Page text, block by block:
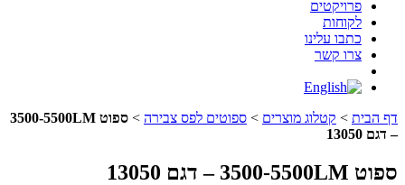
פרויקטים
לקוחות
כתבו עלינו
צרו קשר
עמי
בפייסבוקתפריט
דף הבית > קטלוג מוצרים > ספוטים לפס צבירה >
ספוט 3500-5500LM
– דגם 13050
ספוט 3500-5500LM – דגם 13050